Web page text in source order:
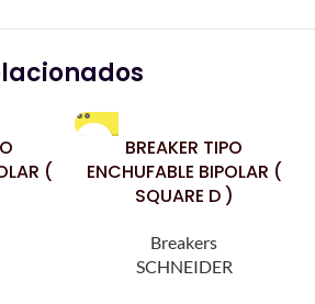
(
BREAKER TIPO
ENCHUFABLE BIPOLAR (
SQUARE D )
Breakers
SCHNEIDER